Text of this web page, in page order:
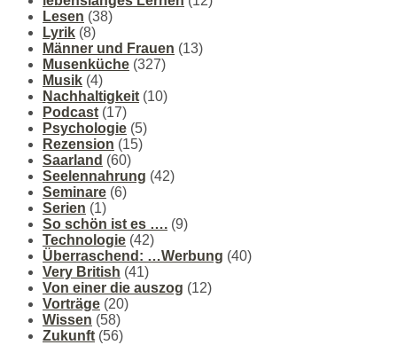
Lesen (38)
Lyrik (8)
Männer und Frauen (13)
Musenküche (327)
Musik (4)
Nachhaltigkeit (10)
Podcast (17)
Psychologie (5)
Rezension (15)
Saarland (60)
Seelennahrung (42)
Seminare (6)
Serien (1)
So schön ist es …. (9)
Technologie (42)
Überraschend: …Werbung (40)
Very British (41)
Von einer die auszog (12)
Vorträge (20)
Wissen (58)
Zukunft (56)